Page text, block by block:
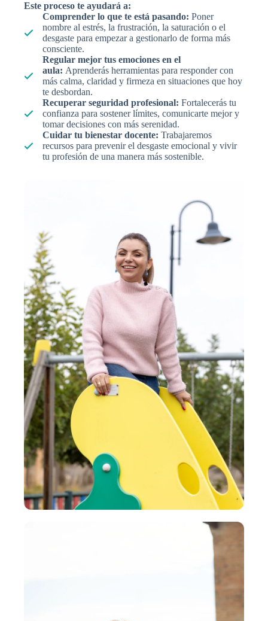
Este proceso te ayudará a:
Comprender lo que te está pasando: Poner
nombre al estrés, la frustración, la saturación o el
desgaste para empezar a gestionarlo de forma más
consciente.
Regular mejor tus emociones en el
aula: Aprenderás herramientas para responder con
más calma, claridad y firmeza en situaciones que hoy
te desbordan.
Recuperar seguridad profesional: Fortalecerás tu
confianza para sostener límites, comunicarte mejor y
tomar decisiones con más serenidad.
Cuidar tu bienestar docente: Trabajaremos
recursos para prevenir el desgaste emocional y vivir
tu profesión de una manera más sostenible.